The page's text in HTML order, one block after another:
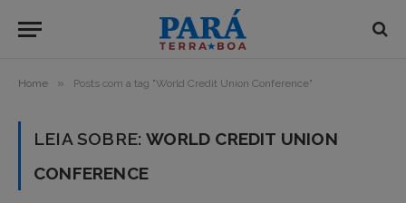
Home » Posts com a tag "World Credit Union Conference"
LEIA SOBRE:WORLD CREDIT UNION
CONFERENCE